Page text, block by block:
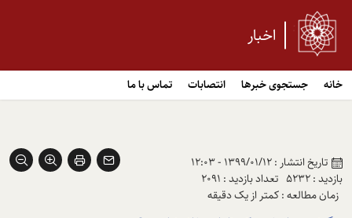
اخبار
خانه جستجوی خبرها انتصابات تماس با ما
تاریخ انتشار : 1399/01/12 - 12:03
بازدید : 5232
تعداد بازدید : 2091
زمان مطالعه : کمتر از یک دقیقه